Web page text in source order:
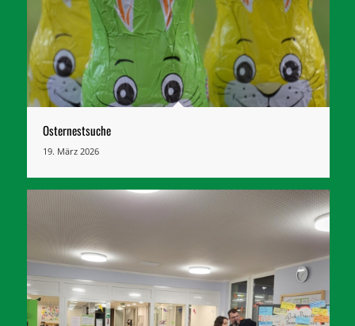
Osternestsuche
19. März 2026